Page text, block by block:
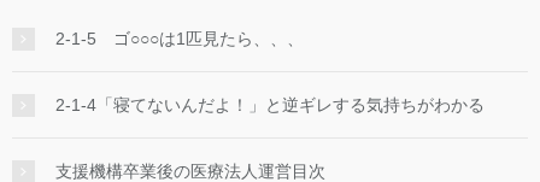
2-1-5 ゴ○○○は1匹見たら、、、
2-1-4「寝てないんだよ！」と逆ギレする気持ちがわかる
支援機構卒業後の医療法人運営目次